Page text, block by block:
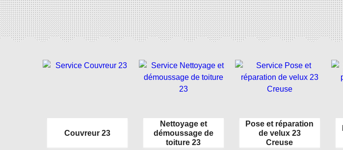
Couvreur 23
Nettoyage et
démoussage de
toiture 23
Pose et réparation
de velux 23
Creuse